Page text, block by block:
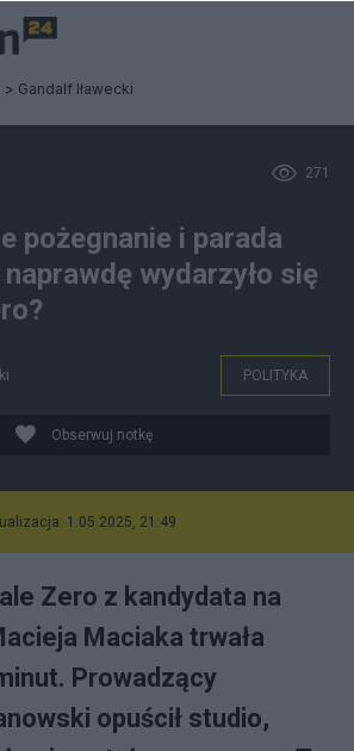
Gandalf Iławecki
271
pożegnanie i parada
wydarzyło się
POLITYKA
Obserwuj notkę
1.05.2025, 21:49
Zero z kandydata na
Maciaka trwała
Prowadzący
opuścił studio,